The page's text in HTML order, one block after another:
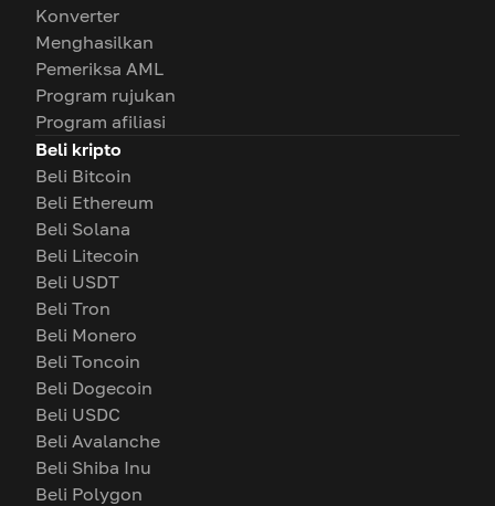
Konverter
Menghasilkan
Pemeriksa AML
Program rujukan
Program afiliasi
Beli kripto
Beli Bitcoin
Beli Ethereum
Beli Solana
Beli Litecoin
Beli USDT
Beli Tron
Beli Monero
Beli Toncoin
Beli Dogecoin
Beli USDC
Beli Avalanche
Beli Shiba Inu
Beli Polygon